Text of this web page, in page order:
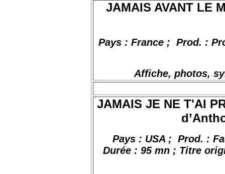
JAMAIS AVANT LE
Pays : France ; Prod. :
Affiche, photos,
JAMAIS JE NE T'AI
Pays : USA ; Prod. :
Durée : 95 mn ; Titre